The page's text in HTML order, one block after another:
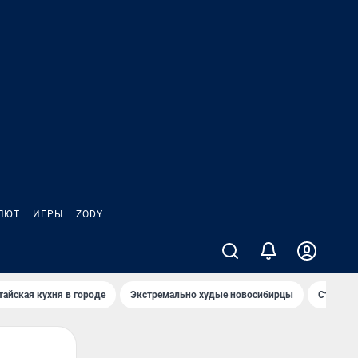
ИГРЫ ZODY
кухня в городе Экстремально худые новосибирцы Старт